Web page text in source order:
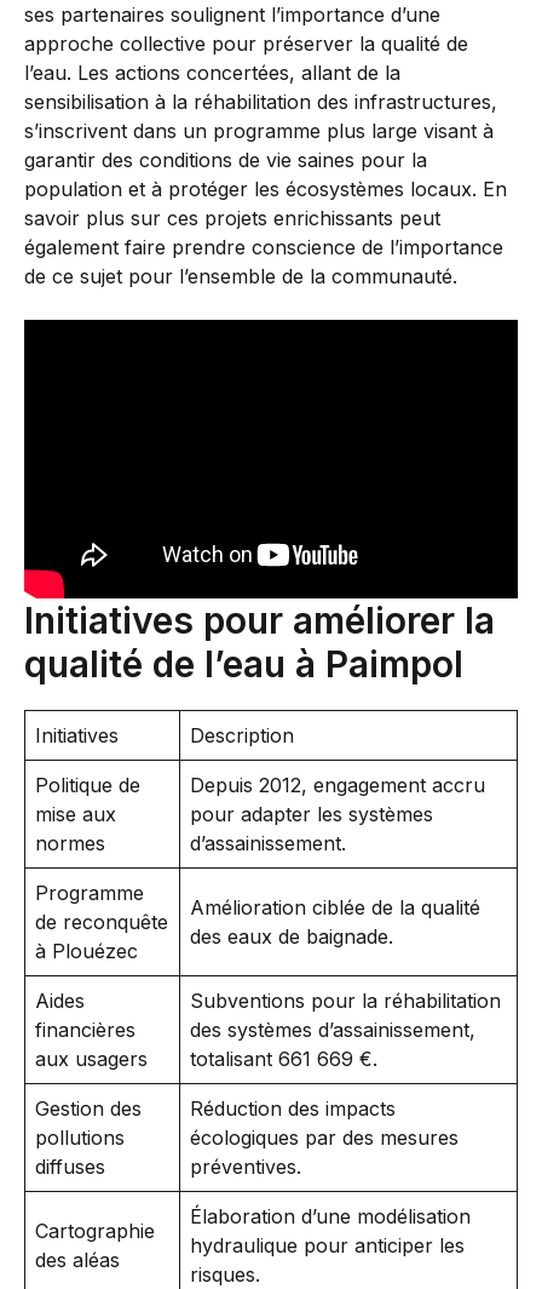
ses partenaires soulignent l’importance d’une
approche collective pour préserver la qualité de
l’eau. Les actions concertées, allant de la
sensibilisation à la réhabilitation des infrastructures,
s’inscrivent dans un programme plus large visant à
garantir des conditions de vie saines pour la
population et à protéger les écosystèmes locaux. En
savoir plus sur ces projets enrichissants peut
également faire prendre conscience de l’importance
de ce sujet pour l’ensemble de la communauté.
Initiatives pour améliorer la
qualité de l’eau à Paimpol
Initiatives Description
Politique de
mise aux
normes
Depuis 2012, engagement accru
pour adapter les systèmes
d’assainissement.
Programme
de reconquête
à Plouézec
Amélioration ciblée de la qualité
des eaux de baignade.
Aides
financières
aux usagers
Subventions pour la réhabilitation
des systèmes d’assainissement,
totalisant 661 669 €.
Gestion des
pollutions
diffuses
Réduction des impacts
écologiques par des mesures
préventives.
Cartographie
des aléas
Élaboration d’une modélisation
hydraulique pour anticiper les
risques.